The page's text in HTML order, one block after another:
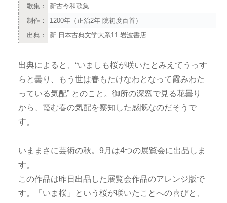
歌集：
新古今和歌集
制作：
1200年（正治2年 院初度百首）
出典：
新 日本古典文学大系11 岩波書店
出典によると、“いましも桜が咲いたとみえてうっす
らと曇り、もう世は春もたけなわとなって霞みわた
っている気配” とのこと。御所の深窓で見る花曇り
から、霞む春の気配を察知した感慨なのだそうで
す。
いままさに芸術の秋。9月は4つの展覧会に出品しま
す。
この作品は昨日出品した展覧会作品のアレンジ版で
す。「いま桜」という桜が咲いたことへの喜びと、